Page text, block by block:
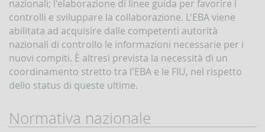
nazionali; l'elaborazione di linee guida per favorire i
controlli e sviluppare la collaborazione. L'EBA viene
abilitata ad acquisire dalle competenti autorità
nazionali di controllo le informazioni necessarie per i
nuovi compiti. È altresì prevista la necessità di un
coordinamento stretto tra l'EBA e le FIU, nel rispetto
dello status di queste ultime.
Normativa nazionale